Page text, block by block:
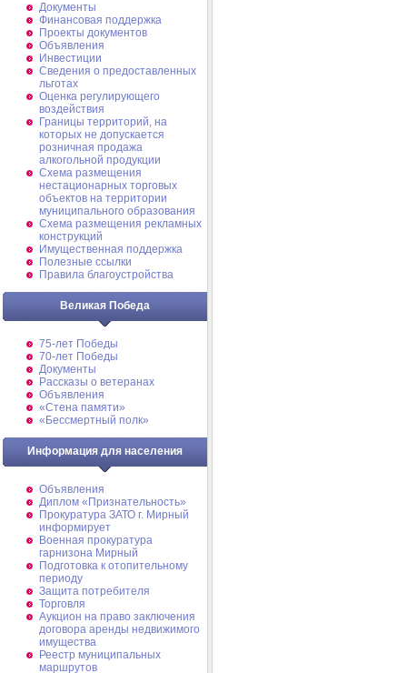
Документы
Финансовая поддержка
Проекты документов
Объявления
Инвестиции
Сведения о предоставленных
льготах
Оценка регулирующего
воздействия
Границы территорий, на
которых не допускается
розничная продажа
алкогольной продукции
Схема размещения
нестационарных торговых
объектов на территории
муниципального образования
Схема размещения рекламных
конструкций
Имущественная поддержка
Полезные ссылки
Правила благоустройства
Великая Победа
75-лет Победы
70-лет Победы
Документы
Рассказы о ветеранах
Объявления
«Стена памяти»
«Бессмертный полк»
Информация для населения
Объявления
Диплом «Признательность»
Прокуратура ЗАТО г. Мирный
информирует
Военная прокуратура
гарнизона Мирный
Подготовка к отопительному
периоду
Защита потребителя
Торговля
Аукцион на право заключения
договора аренды недвижимого
имущества
Реестр муниципальных
маршрутов